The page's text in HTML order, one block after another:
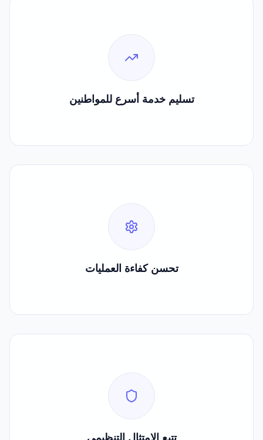
تسليم خدمة أسرع للمواطنين
60%
تسليم خدمة أسرع للمواطنين
تحسن كفاءة العمليات
50%
تحسن كفاءة العمليات
تتبع الامتثال التنظيمي
100%
تتبع الامتثال التنظيمي